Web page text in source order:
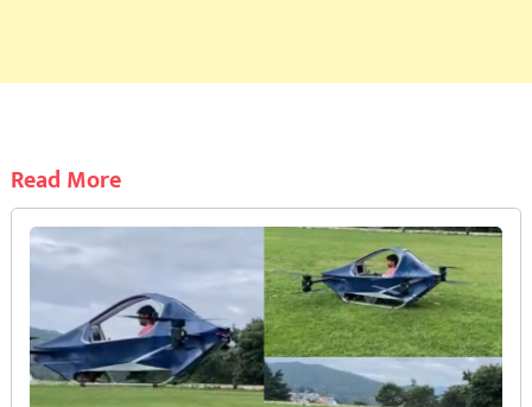
Read More